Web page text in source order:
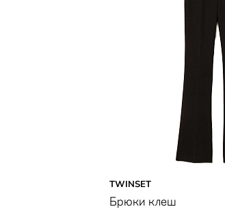
TWINSET
Брюки клеш